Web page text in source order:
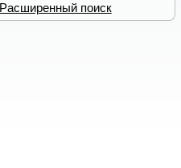
Расширенный поиск